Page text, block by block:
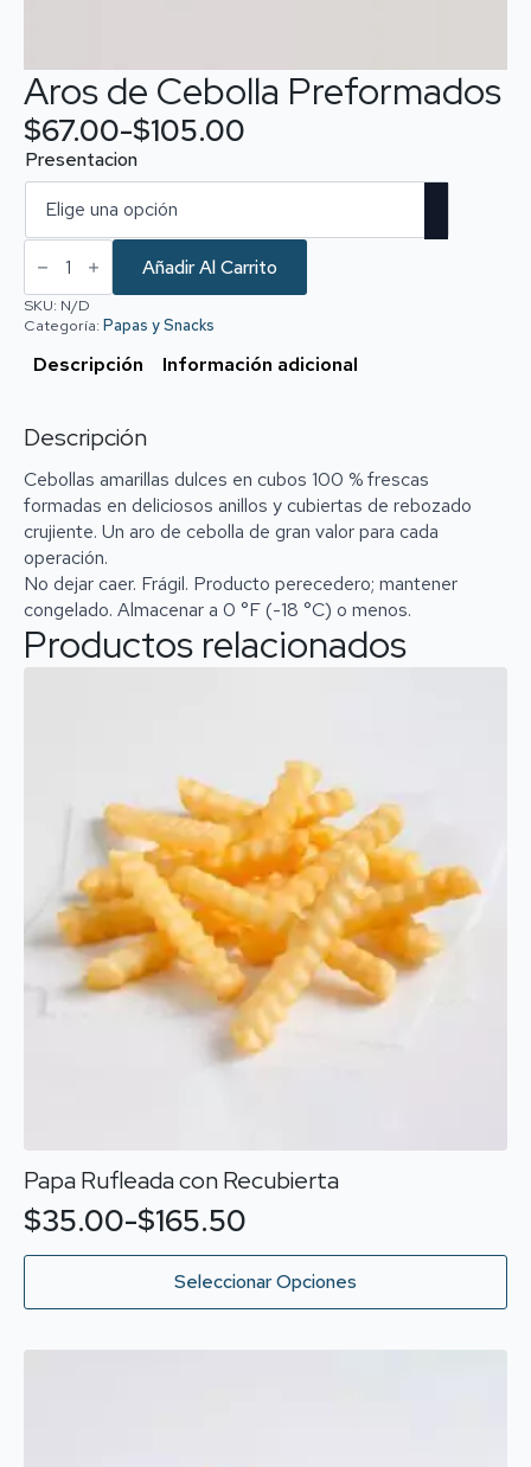
Aros de Cebolla Preformados
$67.00-$105.00
Rango
de
precios:
desde
$67.00
hasta
$105.00
Presentacion
Aros
de
Preformados
cantidad
Añadir Al Carrito
SKU: N/D
Categoría: Papas y Snacks
Descripción Información adicional
Descripción
Cebollas amarillas dulces en cubos 100 % frescas
formadas en deliciosos anillos y cubiertas de rebozado
crujiente. Un aro de cebolla de gran valor para cada
operación.
No dejar caer. Frágil. Producto perecedero; mantener
congelado. Almacenar a 0 °F (-18 °C) o menos.
Productos relacionados
Papa Rufleada con Recubierta
$35.00-$165.50
Rango
precios:
desde
Seleccionar Opciones
Este
múltiples